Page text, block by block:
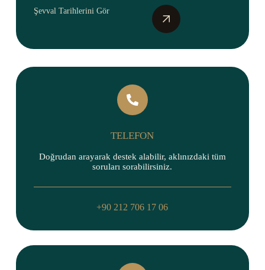
Şevval Tarihlerini Gör
TELEFON
Doğrudan arayarak destek alabilir, aklınızdaki tüm
soruları sorabilirsiniz.
+90 212 706 17 06